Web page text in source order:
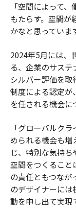
「空間によって
もたらす。空間が
かなと思っていま
2024年5月には、
る、企業のサス
シルバー評価を取
制度による認定が
を任される機会に
「グローバルク
められる機会も増
じ、特別な気持
空間をつくること
の責任ともつな
のデザイナーには
動を申し出て実現